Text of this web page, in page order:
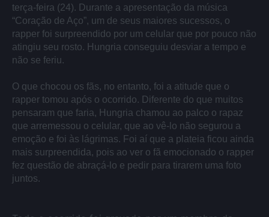
terça-feira (24). Durante a apresentação da música
“Coração de Aço”, um de seus maiores sucessos, o
rapper foi surpreendido por um celular que por pouco não
atingiu seu rosto. Hungria conseguiu desviar a tempo e
não se feriu.
O que chocou os fãs, no entanto, foi a atitude que o
rapper tomou após o ocorrido. Diferente do que muitos
pensaram que faria, Hungria chamou ao palco o rapaz
que arremessou o celular, que ao vê-lo não segurou a
emoção e foi às lágrimas. Foi aí que a plateia ficou ainda
mais surpreendida, pois ao ver o fã emocionado o rapper
fez questão de abraçá-lo e pedir para tirarem uma foto
juntos.